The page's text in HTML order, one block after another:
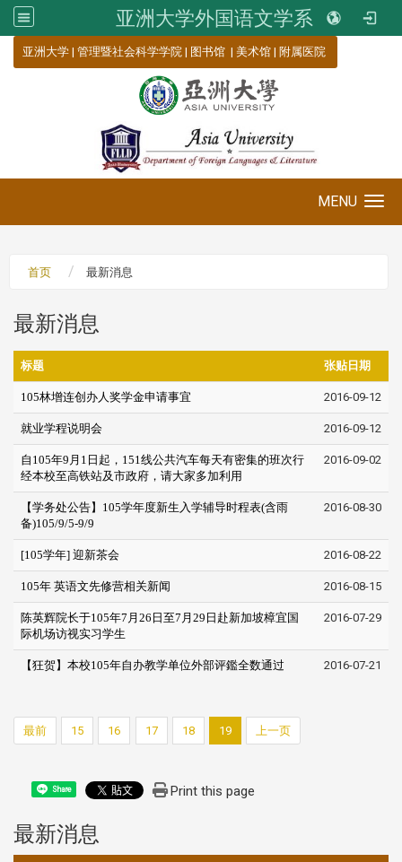
亚洲大学外国语文学系
亚洲大学 | 管理暨社会科学学院 | 图书馆 | 美术馆 | 附属医院
MENU
首页 最新消息
最新消息
标题 张贴日期
105林增连创办人奖学金申请事宜 2016-09-12
就业学程说明会 2016-09-12
自105年9月1日起，151线公共汽车每天有密集的班次行
经本校至高铁站及市政府，请大家多加利用
2016-09-02
【学务处公告】105学年度新生入学辅导时程表(含雨
备)105/9/5-9/9
2016-08-30
[105学年] 迎新茶会 2016-08-22
105年 英语文先修营相关新闻 2016-08-15
陈英辉院长于105年7月26日至7月29日赴新加坡樟宜国
际机场访视实习学生
2016-07-29
【狂贺】本校105年自办教学单位外部评鑑全数通过 2016-07-21
最前 15 16 17 18 19 上一页
Share Print this page
最新消息